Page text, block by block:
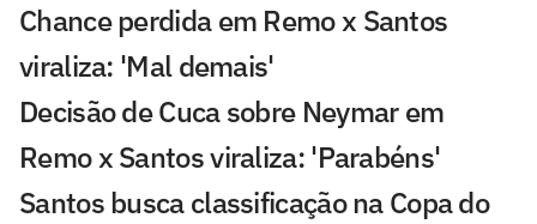
Chance perdida em Remo x Santos
viraliza: 'Mal demais'
Decisão de Cuca sobre Neymar em
Remo x Santos viraliza: 'Parabéns'
Santos busca classificação na Copa do